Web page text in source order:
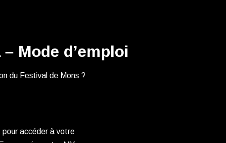
Mode d’emploi
du Festival de Mons ?
accéder à votre